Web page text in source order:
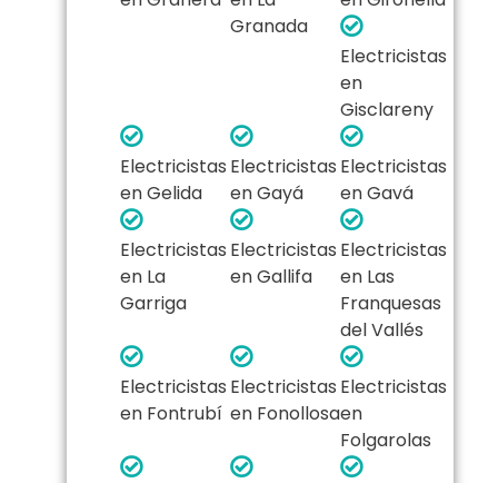
Granada
Electricistas
en
Gisclareny
Electricistas
en Gelida
Electricistas
en Gayá
Electricistas
en Gavá
Electricistas
en La
Garriga
Electricistas
en Gallifa
Electricistas
en Las
Franquesas
del Vallés
Electricistas
en Fontrubí
Electricistas
en Fonollosa
Electricistas
en
Folgarolas